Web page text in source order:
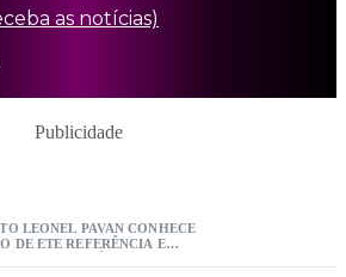
as notícias)
Publicidade
LEONEL PAVAN CONHECE
DE ETE REFERÊNCIA E